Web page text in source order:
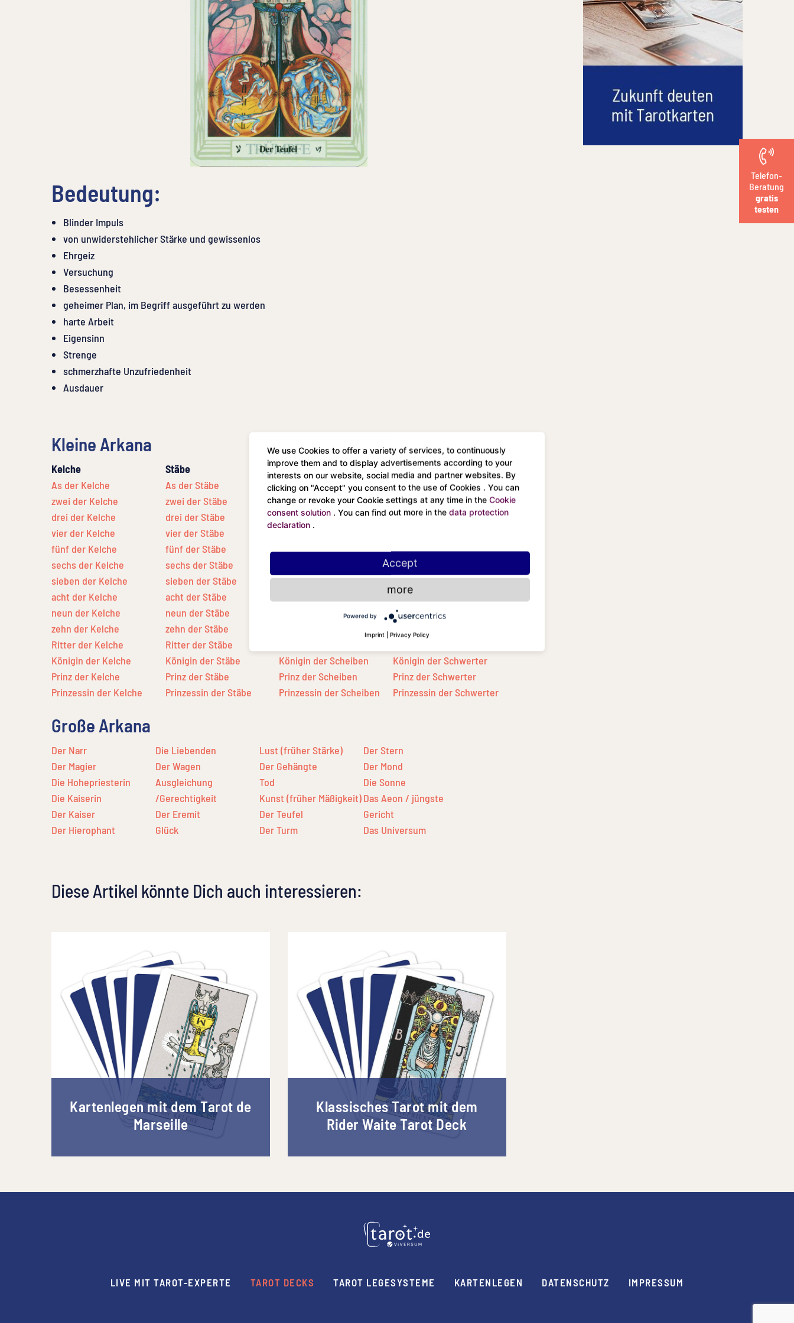
Telefon-
Beratung
gratis
testen
Bedeutung:
Blinder Impuls
von unwiderstehlicher Stärke und gewissenlos
Ehrgeiz
Versuchung
Besessenheit
geheimer Plan, im Begriff ausgeführt zu werden
harte Arbeit
Eigensinn
Strenge
schmerzhafte Unzufriedenheit
Ausdauer
Kleine Arkana
Kelche
As der Kelche
zwei der Kelche
drei der Kelche
vier der Kelche
fünf der Kelche
sechs der Kelche
sieben der Kelche
acht der Kelche
neun der Kelche
zehn der Kelche
Ritter der Kelche
Königin der Kelche
Prinz der Kelche
Prinzessin der Kelche
Stäbe
As der Stäbe
zwei der Stäbe
drei der Stäbe
vier der Stäbe
fünf der Stäbe
sechs der Stäbe
sieben der Stäbe
acht der Stäbe
neun der Stäbe
zehn der Stäbe
Ritter der Stäbe
Königin der Stäbe
Prinz der Stäbe
Prinzessin der Stäbe
Scheiben
As der Scheiben
zwei der Scheiben
drei der Scheiben
vier der Scheiben
fünf der Scheiben
sieben der Scheiben
neun der Scheiben
Königin der Scheiben
Prinz der Scheiben
Prinzessin der Scheiben
Schwerter
As der Schwerter
zwei der Schwerter
drei der Schwerter
fünf der Schwerter
sechs der Schwerter
sieben der Schwerter
acht der Schwerter
neun der Schwerter
Königin der Schwerter
Prinz der Schwerter
Prinzessin der Schwerter
Große Arkana
Der Narr
Der Magier
Die Hohepriesterin
Die Kaiserin
Der Kaiser
Der Hierophant
Die Liebenden
Der Wagen
Ausgleichung
/Gerechtigkeit
Der Eremit
Glück
Lust (früher Stärke)
Der Gehängte
Tod
Kunst (früher Mäßigkeit)
Der Teufel
Der Turm
Der Stern
Der Mond
Die Sonne
Das Aeon / jüngste
Gericht
Das Universum
Diese Artikel könnte Dich auch interessieren:
Kartenlegen mit dem Tarot de
Marseille
Klassisches Tarot mit dem
Rider Waite Tarot Deck
LIVE MIT TAROT-EXPERTE TAROT DECKS TAROT LEGESYSTEME KARTENLEGEN DATENSCHUTZ IMPRESSUM
We use Cookies to offer a variety of services, to continuously
improve them and to display advertisements according to your
interests on our website, social media and partner websites. By
clicking on "Accept" you consent to the use of Cookies . You can
change or revoke your Cookie settings at any time in the Cookie
consent solution . You can find out more in the data protection
declaration .
Accept
more
Powered by
Imprint Privacy Policy